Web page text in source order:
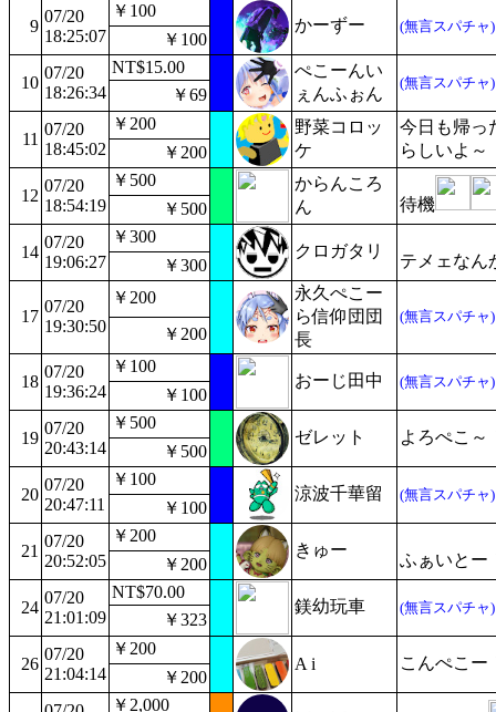
9
07/20
18:25:07
￥100
かーずー (無言スパチャ)
￥100
10
07/20
18:26:34
NT$15.00
ぺこーんい
ぇんふぉん
(無言スパチャ)
￥69
11
07/20
18:45:02
￥200
野菜コロッ
ケ
今日も帰っ
らしいよ～
￥200
12
07/20
18:54:19
￥500
からんころ
ん
待機
￥500
14
07/20
19:06:27
￥300
クロガタリ
テメェなん
￥300
17
07/20
19:30:50
￥200
永久ぺこー
ら信仰団団
長
(無言スパチャ)
￥200
18
07/20
19:36:24
￥100
おーじ田中 (無言スパチャ)
￥100
19
07/20
20:43:14
￥500
ゼレット よろぺこ～
￥500
20
07/20
20:47:11
￥100
涼波千華留 (無言スパチャ)
￥100
21
07/20
20:52:05
￥200
きゅー
ふぁいとー
￥200
24
07/20
21:01:09
NT$70.00
鎂幼玩車 (無言スパチャ)
￥323
26
07/20
21:04:14
￥200
A i
こんぺこー
￥200
￥2,000